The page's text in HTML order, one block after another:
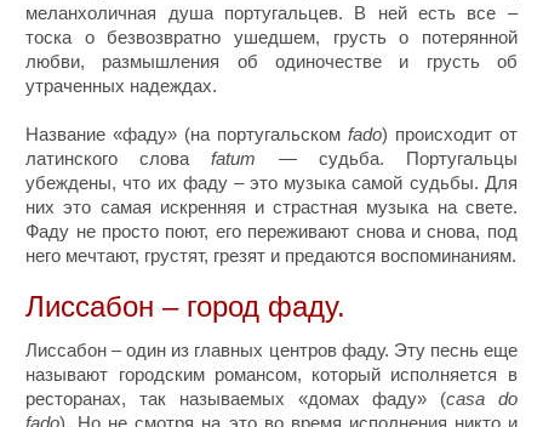
меланхоличная душа португальцев. В ней есть все –
тоска о безвозвратно ушедшем, грусть о потерянной
любви, размышления об одиночестве и грусть об
утраченных надеждах.
Название «фаду» (на португальском fado) происходит от
латинского словаfatum — судьба. Португальцы
убеждены, что их фаду – это музыка самой судьбы. Для
них это самая искренняя и страстная музыка на свете.
Фаду не просто поют, его переживают снова и снова, под
него мечтают, грустят, грезят и предаются воспоминаниям.
Лиссабон – город фаду.
Лиссабон – один из главных центров фаду. Эту песнь еще
называют городским романсом, который исполняется в
ресторанах, так называемых «домах фаду» (casa do
fado). Но не смотря на это во время исполнения никто и